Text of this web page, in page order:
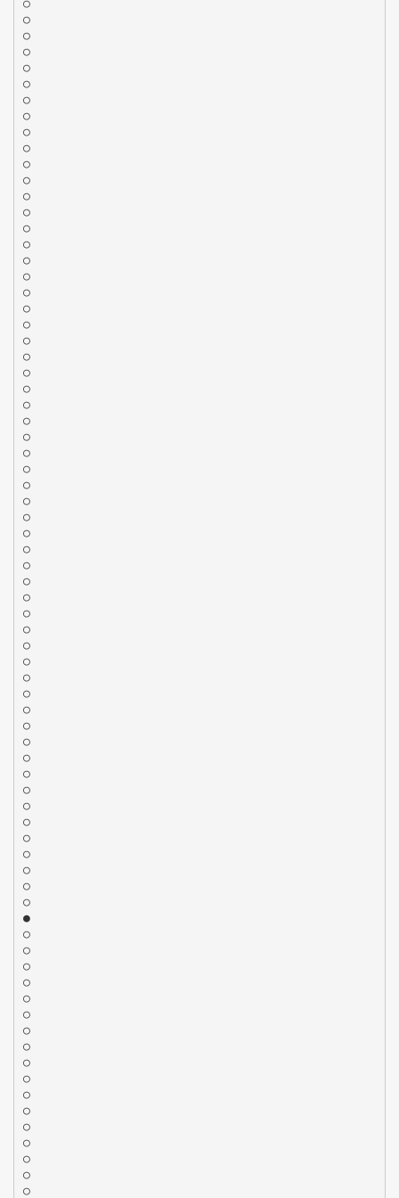
○
○
○
○
○
○
○
○
○
○
○
○
○
○
○
○
○
○
○
○
○
○
○
○
○
○
○
○
○
○
○
○
○
○
○
○
○
○
○
○
○
○
○
○
○
○
○
○
○
○
○
○
○
○
○
○
○
●
○
○
○
○
○
○
○
○
○
○
○
○
○
○
○
○
○